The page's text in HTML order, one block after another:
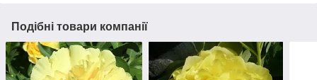
Подібні товари компанії